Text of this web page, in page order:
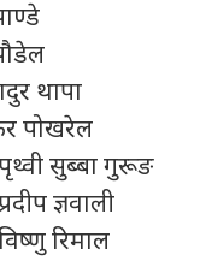
थापा
पोखरेल
सुब्बा गुरूङ
ज्ञवाली
रिमाल